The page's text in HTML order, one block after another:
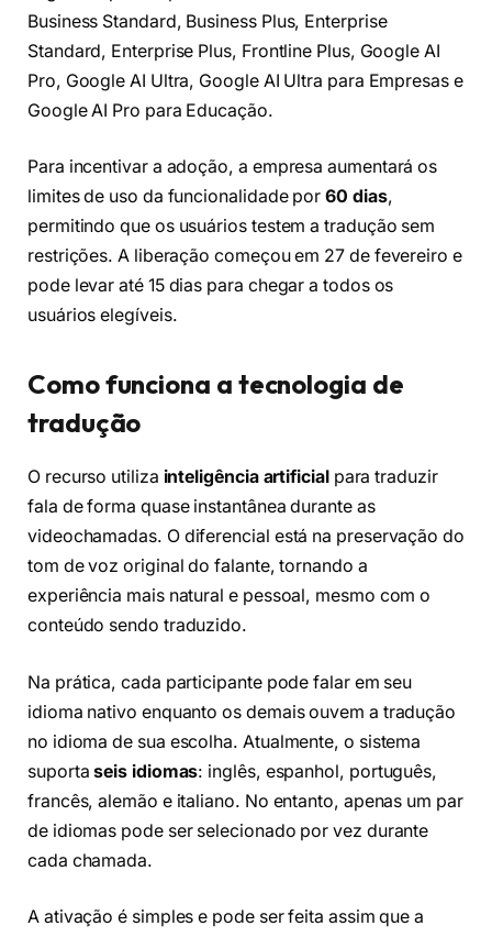
Business Standard, Business Plus, Enterprise
Standard, Enterprise Plus, Frontline Plus, Google AI
Pro, Google AI Ultra, Google AI Ultra para Empresas e
Google AI Pro para Educação.
Para incentivar a adoção, a empresa aumentará os
limites de uso da funcionalidade por60 dias,
permitindo que os usuários testem a tradução sem
restrições. A liberação começou em 27 de fevereiro e
pode levar até 15 dias para chegar a todos os
usuários elegíveis.
Como funciona a tecnologia de
tradução
O recurso utiliza inteligência artificialpara traduzir
fala de forma quase instantânea durante as
videochamadas. O diferencial está na preservação do
tom de voz original do falante, tornando a
experiência mais natural e pessoal, mesmo com o
conteúdo sendo traduzido.
Na prática, cada participante pode falar em seu
idioma nativo enquanto os demais ouvem a tradução
no idioma de sua escolha. Atualmente, o sistema
suportaseis idiomas: inglês, espanhol, português,
francês, alemão e italiano. No entanto, apenas um par
de idiomas pode ser selecionado por vez durante
cada chamada.
A ativação é simples e pode ser feita assim que a